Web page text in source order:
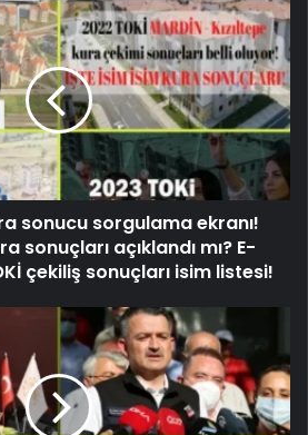
sonucu sorgulama ekranı!
sonuçları açıklandı mı? E-
çekiliş sonuçları isim listesi!